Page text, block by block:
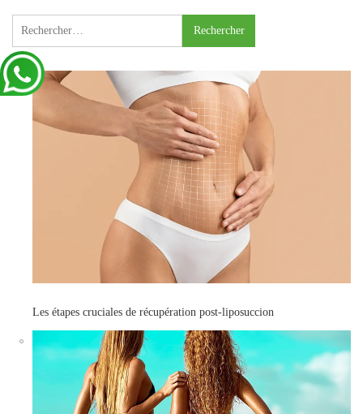
Rechercher :
Les étapes cruciales de récupération post-liposuccion